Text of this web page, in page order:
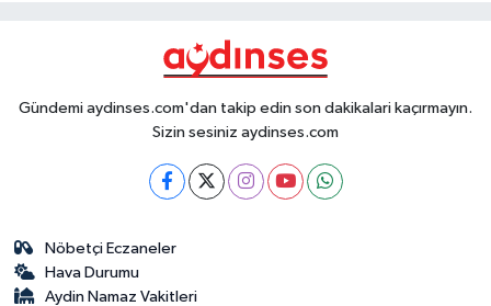
Gündemi aydinses.com'dan takip edin son dakikalari kaçırmayın.
Sizin sesiniz aydinses.com
Nöbetçi Eczaneler
Hava Durumu
Aydin Namaz Vakitleri